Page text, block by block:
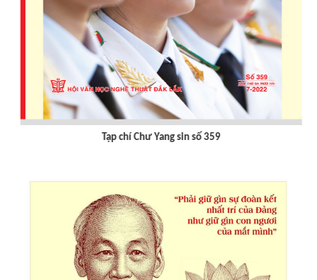
Tạp chí Chư Yang sin số 359